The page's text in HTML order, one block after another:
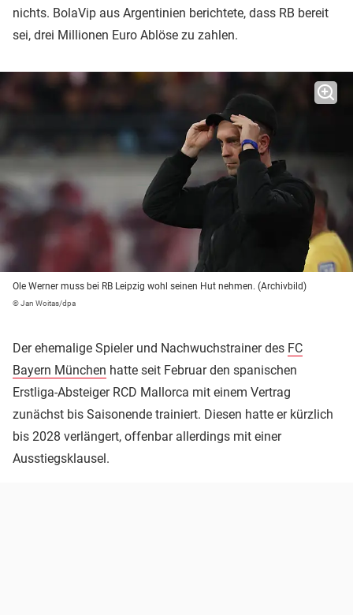
nichts. BolaVip aus Argentinien berichtete, dass RB bereit
sei, drei Millionen Euro Ablöse zu zahlen.
Ole Werner muss bei RB Leipzig wohl seinen Hut nehmen. (Archivbild)
© Jan Woitas/dpa
Der ehemalige Spieler und Nachwuchstrainer des FC
Bayern München hatte seit Februar den spanischen
Erstliga-Absteiger RCD Mallorca mit einem Vertrag
zunächst bis Saisonende trainiert. Diesen hatte er kürzlich
bis 2028 verlängert, offenbar allerdings mit einer
Ausstiegsklausel.